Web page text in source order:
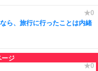
ら、旅行に行ったことは内緒